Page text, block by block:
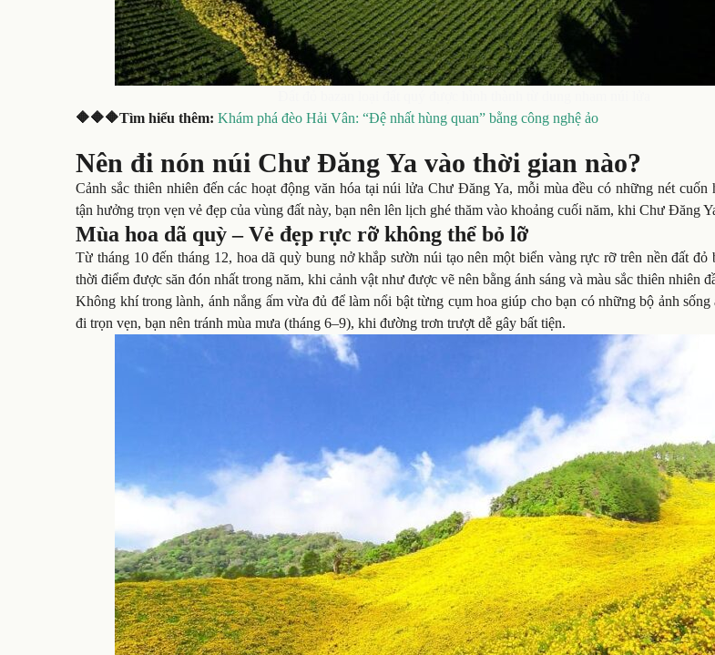
🔶🔶🔶Tìm hiểu thêm:Khám phá đèo Hải Vân: “Đệ nhất hùng quan” bằng công nghệ ảo
Nên đi nón núi Chư Đăng Ya vào thời gian nào?
Cảnh sắc thiên nhiên đến các hoạt động văn hóa tại núi lửa Chư Đăng Ya, mỗi mùa đều có những nét cuốn
tận hưởng trọn vẹn vẻ đẹp của vùng đất này, bạn nên lên lịch ghé thăm vào khoảng cuối năm, khi Chư Đăng
Mùa hoa dã quỳ – Vẻ đẹp rực rỡ không thể bỏ lỡ
Từ tháng 10 đến tháng 12, hoa dã quỳ bung nở khắp sườn núi tạo nên một biển vàng rực rỡ trên nền đất đỏ
thời điểm được săn đón nhất trong năm, khi cảnh vật như được vẽ nên bằng ánh sáng và màu sắc thiên nhiên
Không khí trong lành, ánh nắng ấm vừa đủ để làm nổi bật từng cụm hoa giúp cho bạn có những bộ ảnh
đi trọn vẹn, bạn nên tránh mùa mưa (tháng 6–9), khi đường trơn trượt dễ gây bất tiện.